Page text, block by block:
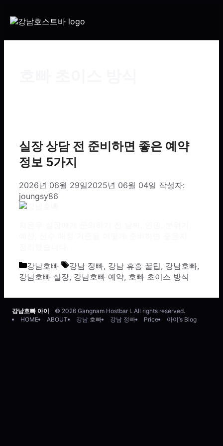
실장 상담 전 준비하면 좋은 예약
정보 5가지
2026년 06월 29일2025년 06월 04일 작성자:
joungsy86
카테고리
강남호빠 태그
강남 정빠, 강남 휴흥 꿀팁, 강남호빠,
강남호빠 실장, 강남호빠 예약, 호빠 초이스 방식
강남호빠 아이
© 2026 Gangnam Hostbar I. All rights reserved.
HOME
ABOUT 강남 호빠 강남 정빠 Price 아이’s Blog